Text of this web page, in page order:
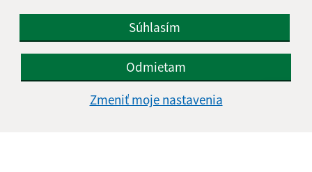
Súhlasím
Odmietam
Zmeniť moje nastavenia